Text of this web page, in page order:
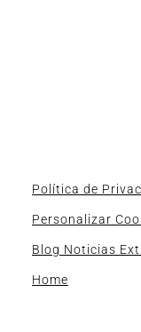
Política de
Personalizar
Blog Noticias
Home